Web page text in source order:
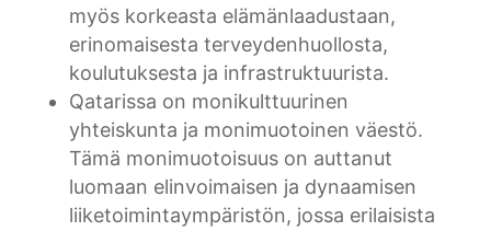
myös korkeasta elämänlaadustaan,
erinomaisesta terveydenhuollosta,
koulutuksesta ja infrastruktuurista.
Qatarissa on monikulttuurinen
yhteiskunta ja monimuotoinen väestö.
Tämä monimuotoisuus on auttanut
luomaan elinvoimaisen ja dynaamisen
liiketoimintaympäristön, jossa erilaisista